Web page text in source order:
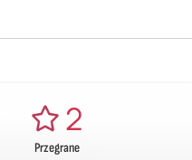
2
Przegrane